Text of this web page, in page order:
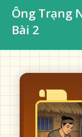
Ông Trạng
Bài 2